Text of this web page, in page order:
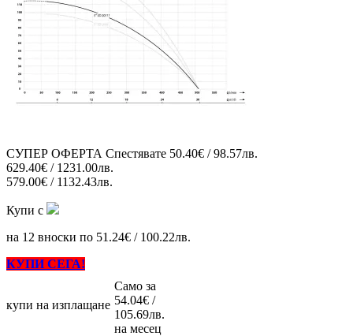
СУПЕР ОФЕРТА Спестявате 50.40€ / 98.57лв.
629.40€ / 1231.00лв.
579.00€ / 1132.43лв.
Купи с
на 12 вноски по 51.24€ / 100.22лв.
КУПИ СЕГА!
купи на изплащане
Само за
54.04€ /
105.69лв.
на месец